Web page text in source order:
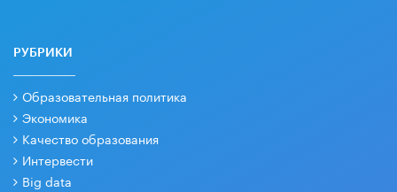
РУБРИКИ
Образовательная политика
Экономика
Качество образования
Интервести
Big data